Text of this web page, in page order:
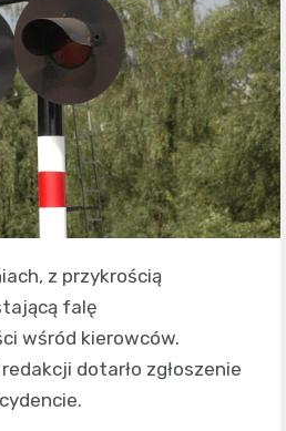
z przykrością
falę
wśród kierowców.
dotarło zgłoszenie